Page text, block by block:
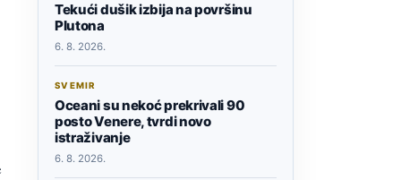
Tekući dušik izbija na površinu
Plutona
6. 8. 2026.
SVEMIR
Oceani su nekoć prekrivali 90
posto Venere, tvrdi novo
istraživanje
6. 8. 2026.